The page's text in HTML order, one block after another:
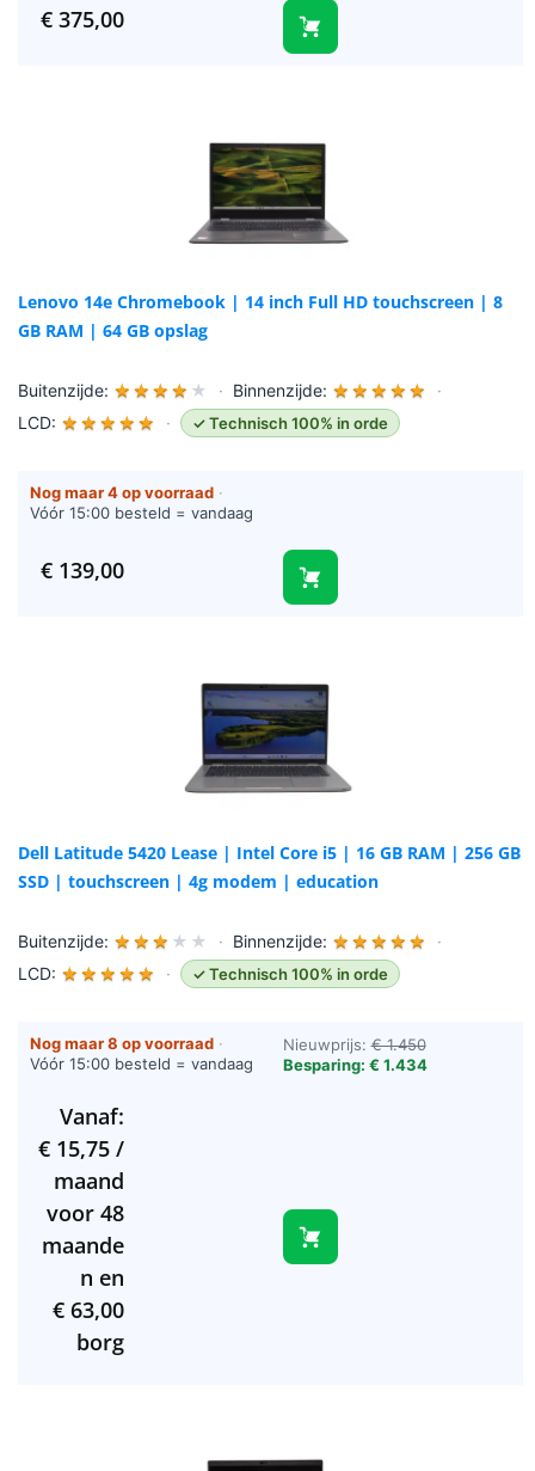
€375,00
Lenovo 14e Chromebook | 14 inch Full HD touchscreen | 8
GB RAM | 64 GB opslag
Buitenzijde: ★ ★ ★ ★ ★ · Binnenzijde: ★ ★ ★ ★ ★
·
LCD: ★ ★ ★ ★ ★ · ✓ Technisch 100% in orde
Nog maar 4 op voorraad ·
Vóór 15:00 besteld = vandaag
€139,00
Dell Latitude 5420 Lease | Intel Core i5 | 16 GB RAM | 256 GB
SSD | touchscreen | 4g modem | education
Buitenzijde: ★ ★ ★ ★ ★ · Binnenzijde: ★ ★ ★ ★ ★
·
LCD: ★ ★ ★ ★ ★ · ✓ Technisch 100% in orde
Nog maar 8 op voorraad ·
Vóór 15:00 besteld = vandaag
Nieuwprijs:€ 1.450
Besparing: € 1.434
Vanaf:
€15,75 /
maand
voor 48
maande
n en
€63,00
borg